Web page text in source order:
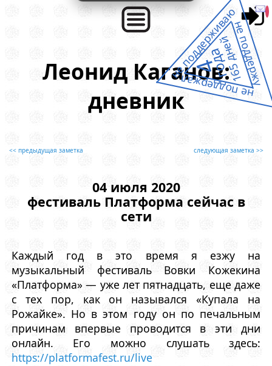
Леонид Каганов:
дневник
<< предыдущая заметка следующая заметка >>
04 июля 2020
фестиваль Платформа сейчас в
сети
Каждый год в это время я езжу на
музыкальный фестиваль Вовки Кожекина
«Платформа» — уже лет пятнадцать, еще даже
с тех пор, как он назывался «Купала на
Рожайке». Но в этом году он по печальным
причинам впервые проводится в эти дни
онлайн. Его можно слушать здесь:
https://platformafest.ru/live
не поддержал
не поддерживаюне поддержу
4
года
165 дней